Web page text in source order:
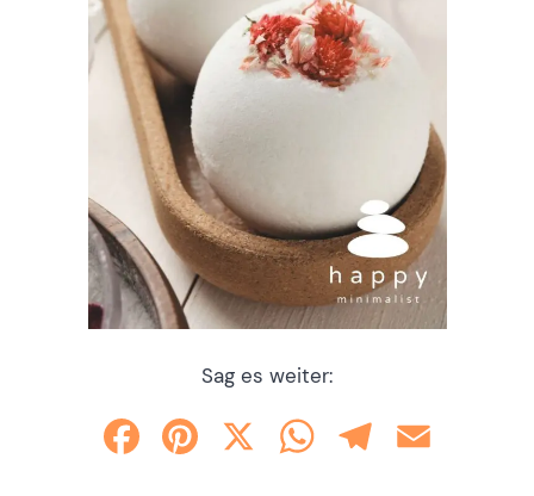
Sag es weiter:
FacebookPinterest WhatsAppTelegram